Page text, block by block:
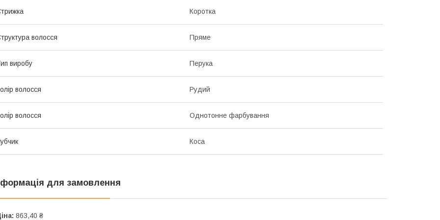
Коротка
волосся Пряме
виробу Перука
волосся Рудий
волосся Однотонне фарбування
Коса
для замовлення
863,40 ₴